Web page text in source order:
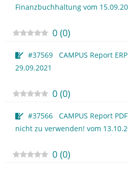
Finanzbuchhaltung vom
0 (0)
#37569 CAMPUS Report
29.09.2021
0 (0)
#37566 CAMPUS Report
nicht zu verwenden! vom
0 (0)